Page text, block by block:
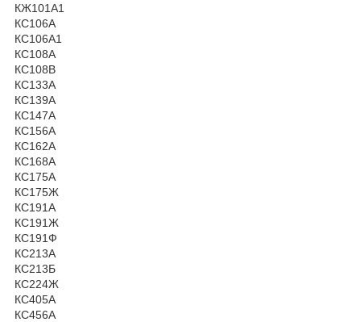
КЖ101А1
КС106А
КС106А1
КС108А
КС108В
КС133А
КС139А
КС147А
КС156А
КС162А
КС168А
КС175А
КС175Ж
КС191А
КС191Ж
КС191Ф
КС213А
КС213Б
КС224Ж
КС405А
КС456А